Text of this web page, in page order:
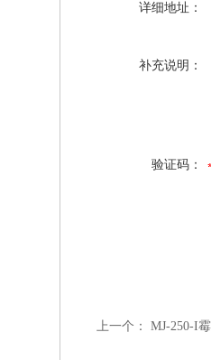
详细地址：
补充说明：
验证码：
上一个： MJ-250-I